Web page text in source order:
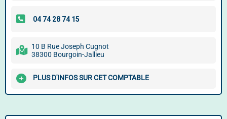
10 B Rue Joseph Cugnot
38300 Bourgoin-Jallieu
PLUS D'INFOS SUR CET COMPTABLE